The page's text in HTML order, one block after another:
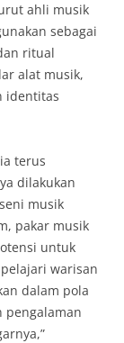
ahli musik
sebagai
ritual
alat musik,
identitas
terus
dilakukan
musik
pakar musik
untuk
warisan
dalam pola
pengalaman